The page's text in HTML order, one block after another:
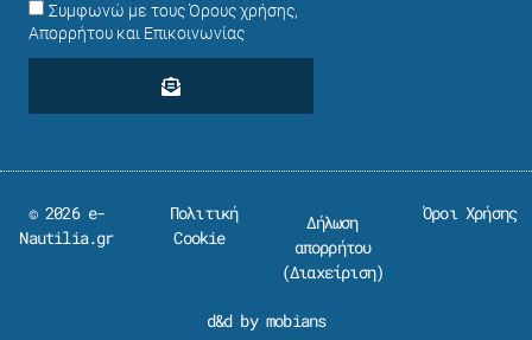
Συμφωνώ με τους Όρους χρήσης,
Απορρήτου και Επικοινωνίας
© 2026 e-
Nautilia.gr
Πολιτική
Cookie
Δήλωση
απορρήτου
(Διαχείριση)
Όροι Χρήσης
d&d by mobians